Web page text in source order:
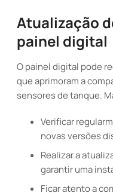
Atualização
painel digital
O painel digital pode
que aprimoram a
sensores de tanque.
Verificar
novas versões
Realizar a
garantir uma
Ficar atento a